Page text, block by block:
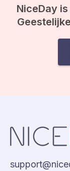
waarom
NiceDay